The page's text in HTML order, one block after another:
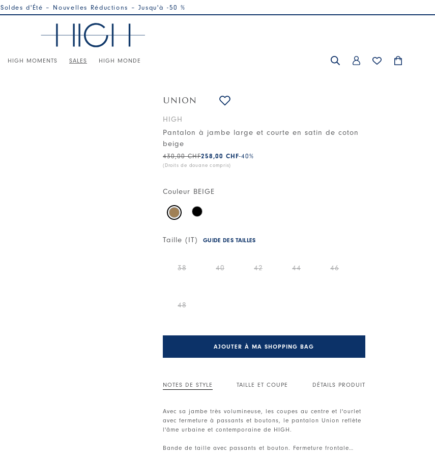
Soldes d'Été – Nouvelles Réductions – Jusqu'à -50 %
HIGH MOMENTS SALES HIGH MONDE
UNION
HIGH
Pantalon à jambe large et courte en satin de coton
beige
258,00 CHF
430,00 CHF -40%
(Droits de douane compris)
Couleur BEIGE
Taille (IT) GUIDE DES TAILLES
38 40 42 44 46
48
AJOUTER À MA SHOPPING BAG
NOTES DE STYLE TAILLE ET COUPE DÉTAILS PRODUIT
Avec sa jambe très volumineuse, les coupes au centre et l'ourlet
avec fermeture à passants et boutons, le pantalon Union reflète
l'âme urbaine et contemporaine de HIGH.
Bande de taille avec passants et bouton. Fermeture frontale